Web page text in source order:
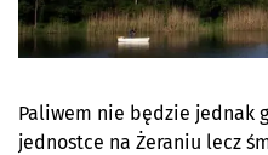
Paliwem nie będzie jednak
jednostce na Żeraniu lecz